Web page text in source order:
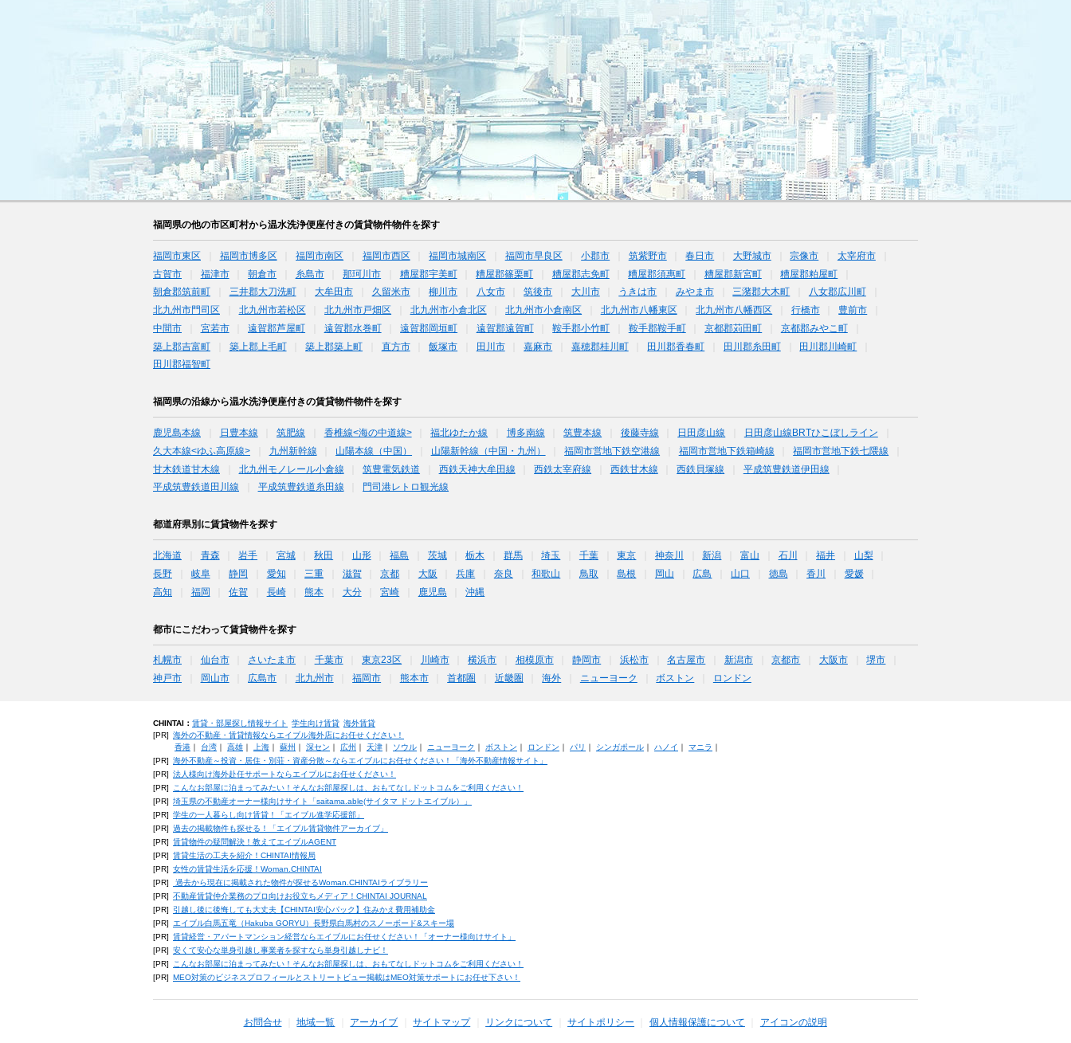
福岡県の他の市区町村から温水洗浄便座付きの賃貸物件物件を探す
福岡市東区 福岡市博多区 福岡市南区 福岡市西区 福岡市城南区 福岡市早良区 小郡市 筑紫野市 春日市 大野城市 宗像市
太宰府市
古賀市
福津市 朝倉市 糸島市 那珂川市 糟屋郡宇美町 糟屋郡篠栗町 糟屋郡志免町 糟屋郡須惠町 糟屋郡新宮町
糟屋郡粕屋町
朝倉郡筑前町
三井郡大刀洗町 大牟田市 久留米市 柳川市 八女市 筑後市 大川市 うきは市 みやま市 三潴郡大木町
八女郡広川町
北九州市門司区
北九州市若松区 北九州市戸畑区 北九州市小倉北区 北九州市小倉南区 北九州市八幡東区 北九州市八幡西区 行橋市
豊前市
中間市
宮若市 遠賀郡芦屋町 遠賀郡水巻町 遠賀郡岡垣町 遠賀郡遠賀町 鞍手郡小竹町 鞍手郡鞍手町 京都郡苅田町
京都郡みやこ町
築上郡吉富町
築上郡上毛町 築上郡築上町 直方市 飯塚市 田川市 嘉麻市 嘉穂郡桂川町 田川郡香春町 田川郡糸田町
田川郡川崎町
田川郡福智町
福岡県の沿線から温水洗浄便座付きの賃貸物件物件を探す
鹿児島本線 日豊本線 筑肥線 香椎線<海の中道線> 福北ゆたか線 博多南線 筑豊本線 後藤寺線 日田彦山線
日田彦山線BRTひこぼしライン
久大本線<ゆふ高原線>
九州新幹線 山陽本線（中国） 山陽新幹線（中国・九州） 福岡市営地下鉄空港線 福岡市営地下鉄箱崎線
福岡市営地下鉄七隈線
甘木鉄道甘木線
北九州モノレール小倉線 筑豊電気鉄道 西鉄天神大牟田線 西鉄太宰府線 西鉄甘木線 西鉄貝塚線
平成筑豊鉄道伊田線
平成筑豊鉄道田川線
平成筑豊鉄道糸田線 門司港レトロ観光線
都道府県別に賃貸物件を探す
北海道 青森 岩手 宮城 秋田 山形 福島 茨城 栃木 群馬 埼玉 千葉 東京 神奈川 新潟 富山 石川 福井
山梨
長野
岐阜 静岡 愛知 三重 滋賀 京都 大阪 兵庫 奈良 和歌山 鳥取 島根 岡山 広島 山口 徳島 香川
愛媛
高知
福岡 佐賀 長崎 熊本 大分 宮崎 鹿児島 沖縄
都市にこだわって賃貸物件を探す
札幌市 仙台市 さいたま市 千葉市 東京23区 川崎市 横浜市 相模原市 静岡市 浜松市 名古屋市 新潟市 京都市 大阪市
堺市
神戸市
岡山市 広島市 北九州市 福岡市 熊本市 首都圏 近畿圏 海外 ニューヨーク ボストン ロンドン
CHINTAI： 賃貸・部屋探し情報サイト 学生向け賃貸 海外賃貸
[PR] 海外の不動産・賃貸情報ならエイブル海外店にお任せください！
香港｜ 台湾｜ 高雄｜ 上海｜ 蘇州 ｜ 深セン ｜ 広州 ｜ 天津｜ ソウル｜ ニューヨーク ｜ ボストン ｜ ロンドン ｜ パリ ｜ シンガポール｜ ハノイ ｜ マニラ ｜
[PR] 海外不動産～投資・居住・別荘・資産分散～ならエイブルにお任せください！「海外不動産情報サイト」
[PR] 法人様向け海外赴任サポートならエイブルにお任せください！
[PR]
こんなお部屋に泊まってみたい！そんなお部屋探しは、おもてなしドットコムをご利用ください！
[PR] 埼玉県の不動産オーナー様向けサイト「saitama.able(サイタマ ドットエイブル）」
[PR] 学生の一人暮らし向け賃貸！「エイブル進学応援部」
[PR] 過去の掲載物件も探せる！「エイブル賃貸物件アーカイブ」
[PR] 賃貸物件の疑問解決！教えてエイブルAGENT
[PR] 賃貸生活の工夫を紹介！CHINTAI情報局
[PR] 女性の賃貸生活を応援！Woman.CHINTAI
[PR]
過去から現在に掲載された物件が探せるWoman.CHINTAIライブラリー
[PR] 不動産賃貸仲介業務のプロ向けお役立ちメディア！CHINTAI JOURNAL
[PR]
引越し後に後悔しても大丈夫【CHINTAI安心パック】住みかえ費用補助金
[PR]
エイブル白馬五竜（Hakuba GORYU）長野県白馬村のスノーボード&スキー場
[PR] 賃貸経営・アパートマンション経営ならエイブルにお任せください！「オーナー様向けサイト」
[PR] 安くて安心な単身引越し事業者を探すなら単身引越しナビ！
[PR]
こんなお部屋に泊まってみたい！そんなお部屋探しは、おもてなしドットコムをご利用ください！
[PR] MEO対策のビジネスプロフィールとストリートビュー掲載はMEO対策サポートにお任せ下さい！
お問合せ 地域一覧 アーカイブ サイトマップ リンクについて サイトポリシー 個人情報保護について アイコンの説明